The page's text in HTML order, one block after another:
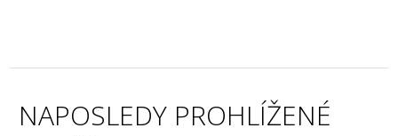
NAPOSLEDY PROHLÍŽENÉ